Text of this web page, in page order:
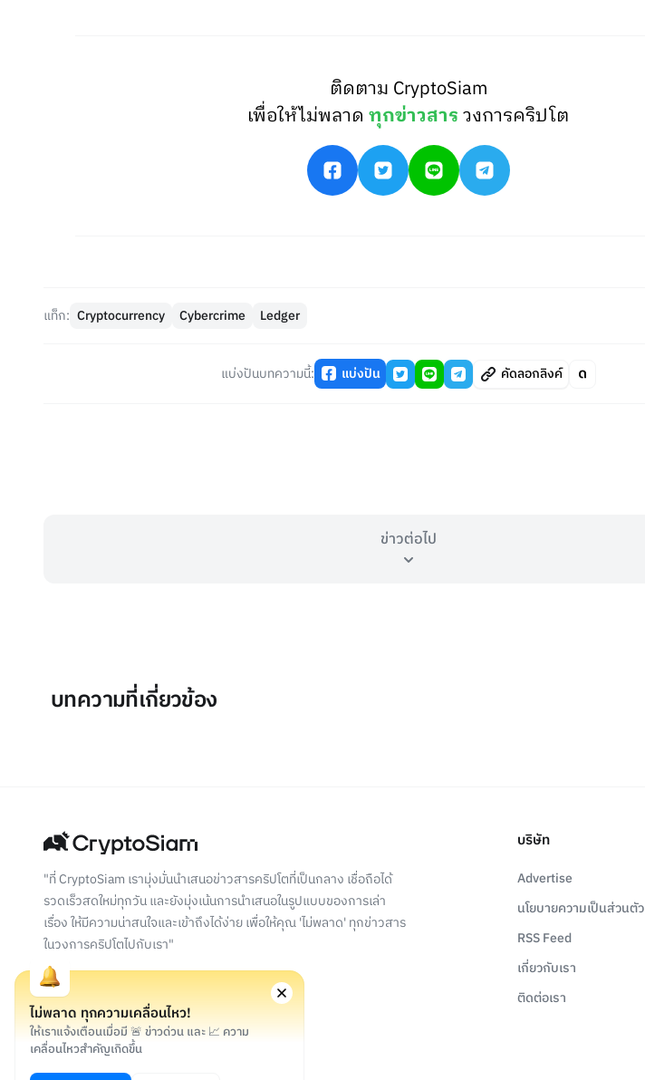
ติดตาม CryptoSiam
เพื่อให้ไม่พลาดทุกข่าวสารวงการคริปโต
แท็ก: Cryptocurrency Cybercrime Ledger
แบ่งปันบทความนี้: แบ่งปัน คัดลอกลิงค์
ข่าวต่อไป
บทความที่เกี่ยวข้อง
"ที่ CryptoSiam เรามุ่งมั่นนำเสนอข่าวสารคริปโตที่เป็นกลาง เชื่อถือได้
รวดเร็วสดใหม่ทุกวัน และยังมุ่งเน้นการนำเสนอในรูปแบบของการเล่า
เรื่อง ให้มีความน่าสนใจและเข้าถึงได้ง่าย เพื่อให้คุณ 'ไม่พลาด' ทุกข่าวสาร
ในวงการคริปโตไปกับเรา"
บริษัท
Advertise
นโยบายความเป็นส่วนตัว
RSS Feed
เกี่ยวกับเรา
ติดต่อเรา
ไม่พลาด ทุกความเคลื่อนไหว!
ให้เราแจ้งเตือนเมื่อมี 🚨 ข่าวด่วน และ 📈 ความ
เคลื่อนไหวสำคัญเกิดขึ้น